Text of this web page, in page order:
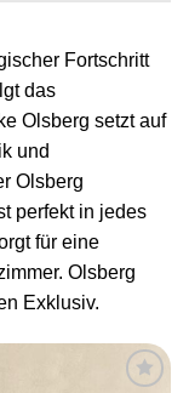
Fortschritt
das
Olsberg setzt auf
und
Olsberg
perfekt in jedes
für eine
Olsberg
Exklusiv.